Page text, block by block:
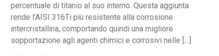
percentuale di titanio al suo interno. Questa aggiunta
rende l’AISI 316Ti più resistente alla corrosione
intercristallina, comportando quindi una migliore
sopportazione agli agenti chimici e corrosivi nelle […]